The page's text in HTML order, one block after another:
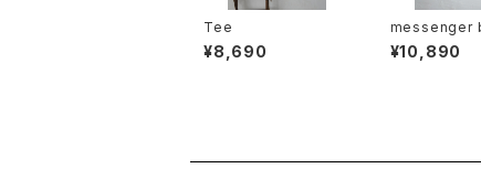
Tee
¥8,690
messenger
¥10,890